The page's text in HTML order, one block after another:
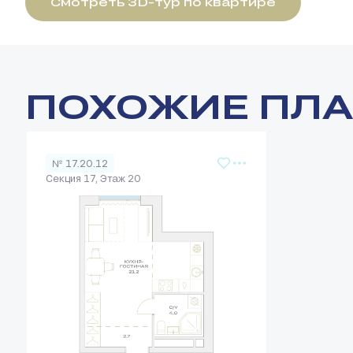
ПОХОЖИЕ
№ 17.20.12
Секция 17, Этаж 20